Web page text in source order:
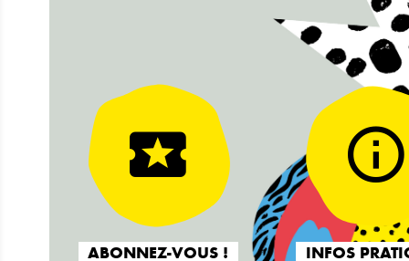
ABONNEZ-VOUS ! INFOS